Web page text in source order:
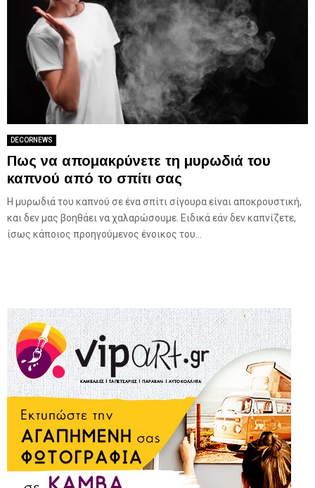
DECORNEWS
Πως να απομακρύνετε τη μυρωδιά του
καπνού από το σπίτι σας
Η μυρωδιά του καπνού σε ένα σπίτι σίγουρα είναι αποκρουστική,
και δεν μας βοηθάει να χαλαρώσουμε. Ειδικά εάν δεν καπνίζετε,
ίσως κάποιος προηγούμενος ένοικος του...